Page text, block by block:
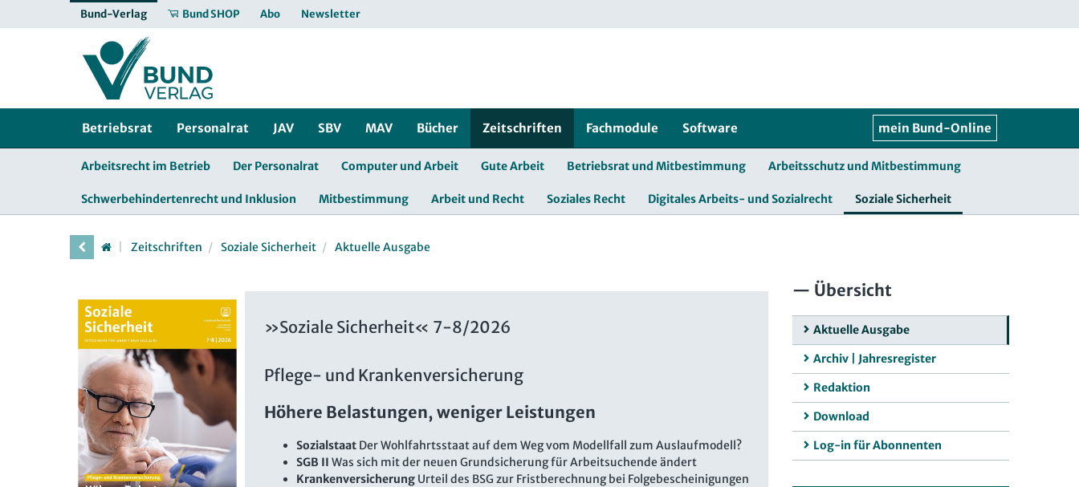
Bund-Verlag Bund SHOP Abo Newsletter
Betriebsrat Personalrat JAV SBV MAV Bücher Zeitschriften Fachmodule Software mein Bund-Online
Arbeitsrecht im Betrieb Der Personalrat Computer und Arbeit Gute Arbeit Betriebsrat und Mitbestimmung Arbeitsschutz und Mitbestimmung
Schwerbehindertenrecht und Inklusion Mitbestimmung Arbeit und Recht Soziales Recht Digitales Arbeits- und Sozialrecht Soziale Sicherheit
Zeitschriften Soziale Sicherheit Aktuelle Ausgabe
»Soziale Sicherheit« 7-8/2026
Pflege- und Krankenversicherung
Höhere Belastungen, weniger Leistungen
SozialstaatDer Wohlfahrtsstaat auf dem Weg vom Modellfall zum Auslaufmodell?
SGB II Was sich mit der neuen Grundsicherung für Arbeitsuchende ändert
KrankenversicherungUrteil des BSG zur Fristberechnung bei Folgebescheinigungen
Übersicht
Aktuelle Ausgabe
Archiv | Jahresregister
Redaktion
Download
Log-in für Abonnenten